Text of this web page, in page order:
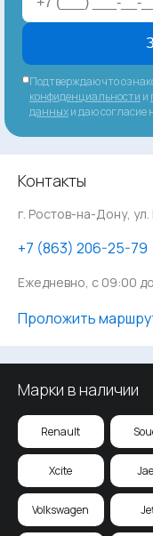
Подтверждаю что
конфиденциальности и
данныхи даю согласие
Контакты
г. Ростов-на-Дону, ул.
‪+7 (863) 206-25-79
Ежедневно, с 09:00
Проложить
Марки в наличии
Renault
Xcite
Volkswagen